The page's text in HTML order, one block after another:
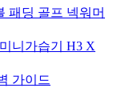
패딩 골프 넥워머
니가습기 H3 X
가이드